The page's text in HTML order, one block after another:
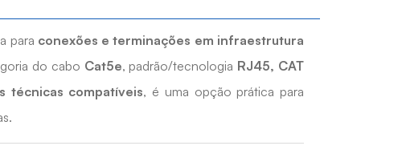
para conexões e terminações em infraestrutura
do cabo Cat5e, padrão/tecnologia RJ45, CAT
técnicas compatíveis, é uma opção prática para